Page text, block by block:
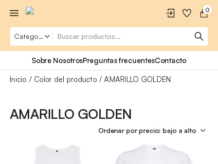
0
Sobre NosotrosPreguntas frecuentesContacto
Inicio Color del producto AMARILLO GOLDEN
AMARILLO GOLDEN